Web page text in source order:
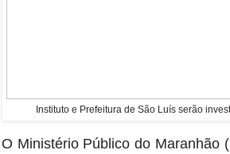
Instituto e Prefeitura de São Luís serão
O Ministério Público do Maranhão